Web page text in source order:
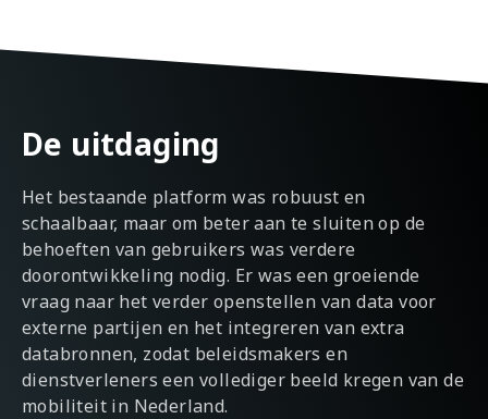
De uitdaging
Het bestaande platform was robuust en
schaalbaar, maar om beter aan te sluiten op de
behoeften van gebruikers was verdere
doorontwikkeling nodig. Er was een groeiende
vraag naar het verder openstellen van data voor
externe partijen en het integreren van extra
databronnen, zodat beleidsmakers en
dienstverleners een vollediger beeld kregen van de
mobiliteit in Nederland.